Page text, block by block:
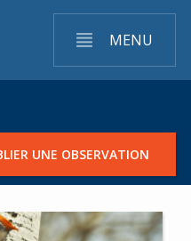
MENU
UNE OBSERVATION